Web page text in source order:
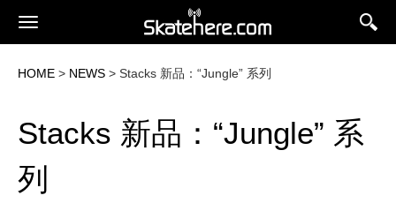
HOME > NEWS > Stacks 新品：“Jungle” 系列
Stacks 新品：“Jungle” 系
列